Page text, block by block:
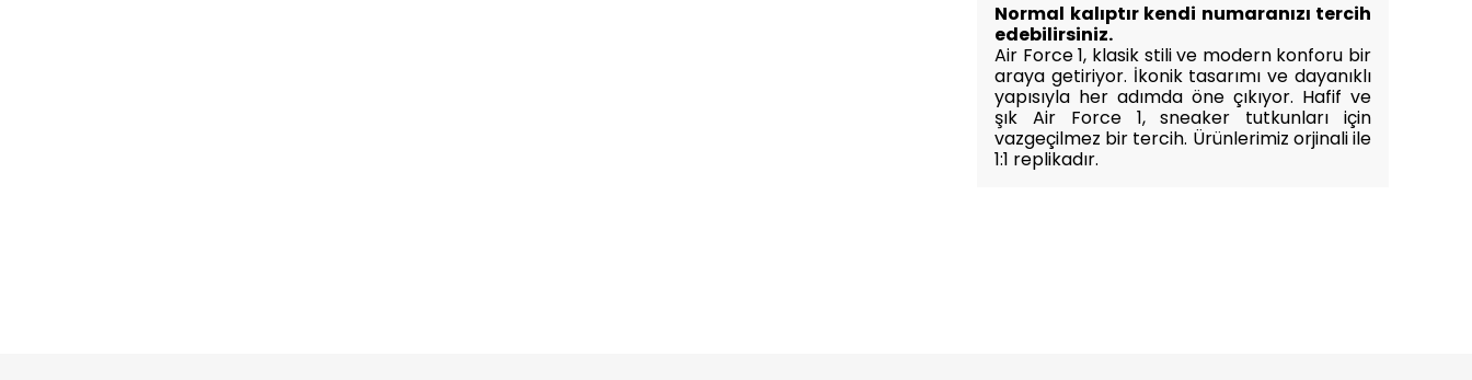
Normal kalıptır kendi numaranızı tercih
edebilirsiniz.
Air Force 1, klasik stili ve modern konforu bir
araya getiriyor. İkonik tasarımı ve dayanıklı
yapısıyla her adımda öne çıkıyor. Hafif ve
şık Air Force 1, sneaker tutkunları için
vazgeçilmez bir tercih. Ürünlerimiz orjinali ile
1:1 replikadır.